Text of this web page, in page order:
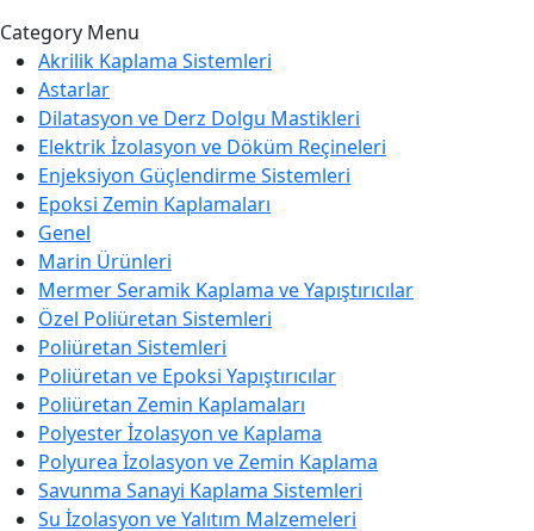
Category Menu
Akrilik Kaplama Sistemleri
Astarlar
Dilatasyon ve Derz Dolgu Mastikleri
Elektrik İzolasyon ve Döküm Reçineleri
Enjeksiyon Güçlendirme Sistemleri
Epoksi Zemin Kaplamaları
Genel
Marin Ürünleri
Mermer Seramik Kaplama ve Yapıştırıcılar
Özel Poliüretan Sistemleri
Poliüretan Sistemleri
Poliüretan ve Epoksi Yapıştırıcılar
Poliüretan Zemin Kaplamaları
Polyester İzolasyon ve Kaplama
Polyurea İzolasyon ve Zemin Kaplama
Savunma Sanayi Kaplama Sistemleri
Su İzolasyon ve Yalıtım Malzemeleri